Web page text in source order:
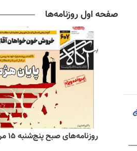
صفحه اول روزنامه‌ها
روزنامه‌های صبح پنج‌شنبه ۱۵ مرداد ۱۴۰۵